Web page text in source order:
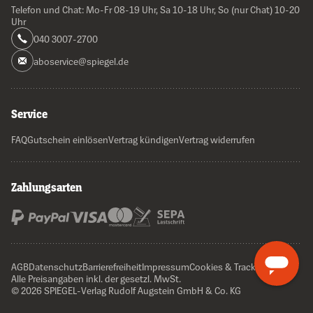
Telefon und Chat: Mo-Fr 08-19 Uhr, Sa 10-18 Uhr, So (nur Chat) 10-20
Uhr
040 3007-2700
aboservice@spiegel.de
Service
FAQGutschein einlösenVertrag kündigenVertrag widerrufen
Zahlungsarten
AGBDatenschutzBarrierefreiheitImpressumCookies & Tracking
Alle Preisangaben inkl. der gesetzl. MwSt.
© 2026 SPIEGEL-Verlag Rudolf Augstein GmbH & Co. KG